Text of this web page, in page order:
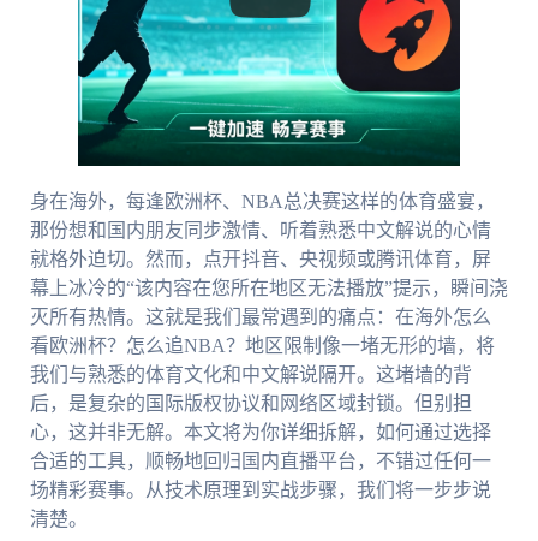
身在海外，每逢欧洲杯、NBA总决赛这样的体育盛宴，
那份想和国内朋友同步激情、听着熟悉中文解说的心情
就格外迫切。然而，点开抖音、央视频或腾讯体育，屏
幕上冰冷的“该内容在您所在地区无法播放”提示，瞬间浇
灭所有热情。这就是我们最常遇到的痛点：在海外怎么
看欧洲杯？怎么追NBA？地区限制像一堵无形的墙，将
我们与熟悉的体育文化和中文解说隔开。这堵墙的背
后，是复杂的国际版权协议和网络区域封锁。但别担
心，这并非无解。本文将为你详细拆解，如何通过选择
合适的工具，顺畅地回归国内直播平台，不错过任何一
场精彩赛事。从技术原理到实战步骤，我们将一步步说
清楚。